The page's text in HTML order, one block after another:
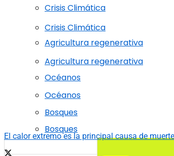
Crisis Climática
Agricultura regenerativa
Océanos
Bosques
Crisis Climática
Agricultura regenerativa
Océanos
Bosques
El calor extremo es la principal causa de